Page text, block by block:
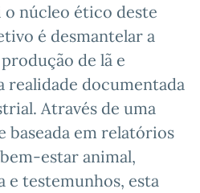
o núcleo ético deste
é desmantelar a
de lã e
documentada
Através de uma
baseada em relatórios
estar animal,
e testemunhos, esta